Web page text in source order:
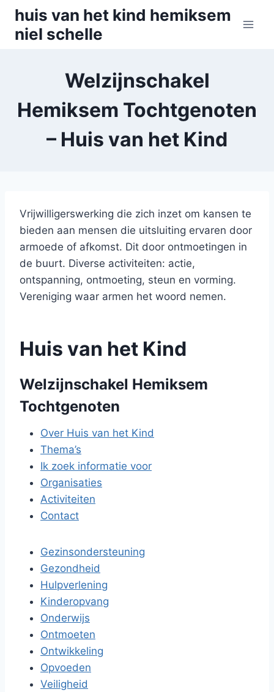
Skip
content
huis van het kind hemiksem
niel schelle
Welzijnschakel
Hemiksem Tochtgenoten
– Huis van het Kind
Vrijwilligerswerking die zich inzet om kansen te
bieden aan mensen die uitsluiting ervaren door
armoede of afkomst. Dit door ontmoetingen in
de buurt. Diverse activiteiten: actie,
ontspanning, ontmoeting, steun en vorming.
Vereniging waar armen het woord nemen.
Huis van het Kind
Welzijnschakel Hemiksem
Tochtgenoten
Over Huis van het Kind
Thema’s
Ik zoek informatie voor
Organisaties
Activiteiten
Contact
Gezinsondersteuning
Gezondheid
Hulpverlening
Kinderopvang
Onderwijs
Ontmoeten
Ontwikkeling
Opvoeden
Veiligheid